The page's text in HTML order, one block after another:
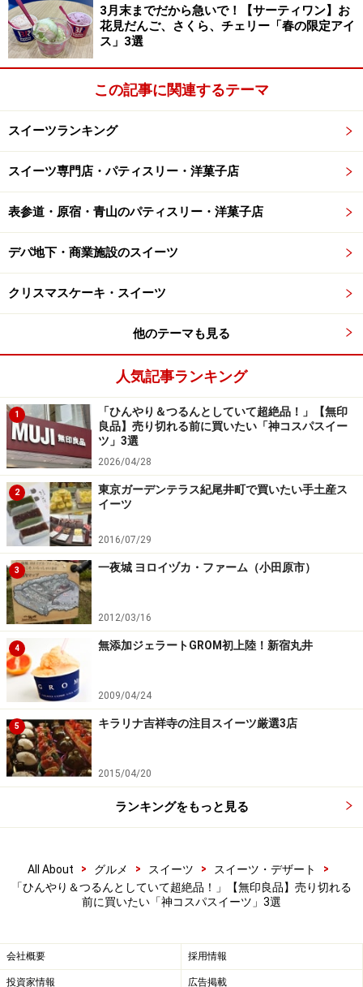
ンドコーヒーにミルクを合わせたプリンです。
紙パックの中には、つるんとしたコーヒーミルクプリンが入
冷蔵庫でしっかりと冷やしてパッケージから取り出す
と、“つるん”としたコーヒーミルクプリンが登場！ 好み
の大きさにカットしてから、いただきます。
コーヒーの風味と、ミルクのコクが相まって美味！ お好み
ひと口食べれば、もちっとした弾力とプルプルの食感が
過ぎず、苦手な人にも食べやすい仕上がり。ミルクのコ
クをしっかりと感じさせつつ、甘さは控えめで優しいお
いしさを満喫できます。
ミルクをかけてもおいしい！ 甘過ぎず苦過ぎずのバランス
がGood
味変として、ミルクをかけてアレンジするのもおすす
め。温めて液体状にしてから好きな型に流し込んで冷蔵
庫で冷やせば、プリンを自分好みの形にアレンジするこ
ともできます。
3. 「冷やしておいしい ソルティゼリー ライ
チ味」220円
「冷やしておいしい ソルティゼリー ライチ味」
162g（18g×9個）220円（税込）
最後にご紹介するのは、「冷やしておいしい ソルティゼ
らは以前から販売されている、コスパのよさとおいしさ
個包装のソルティゼリーが9個入っています
のゼリーが9個入っています。常温でも楽しめますが、
冷蔵庫で冷やすとよりおいしくいただけます。
3月末までだから急いで！【サーティワン】お
花見だんご、さくら、チェリー「春の限定アイ
ス」3選
この記事に関連するテーマ
スイーツランキング
スイーツ専門店・パティスリー・洋菓子店
表参道・原宿・青山のパティスリー・洋菓子店
デパ地下・商業施設のスイーツ
クリスマスケーキ・スイーツ
他のテーマも見る
人気記事ランキング
1
「ひんやり＆つるんとしていて超絶品！」【無印
良品】売り切れる前に買いたい「神コスパスイー
ツ」3選
2026/04/28
2
東京ガーデンテラス紀尾井町で買いたい手土産ス
イーツ
2016/07/29
3 一夜城 ヨロイヅカ・ファーム（小田原市）
2012/03/16
4 無添加ジェラートGROM初上陸！新宿丸井
2009/04/24
5 キラリナ吉祥寺の注目スイーツ厳選3店
2015/04/20
ランキングをもっと見る
All About > グルメ > スイーツ > スイーツ・デザート
>
「ひんやり＆つるんとしていて超絶品！」【無印良品】売り切れる
前に買いたい「神コスパスイーツ」3選
会社概要 採用情報
投資家情報 広告掲載